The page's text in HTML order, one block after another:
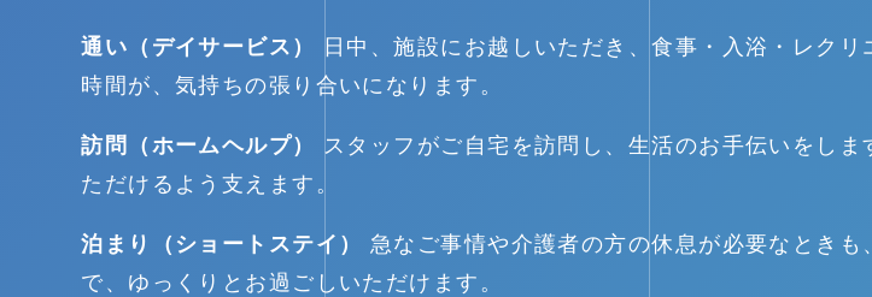
通い（デイサービス）
日中、施設にお越しいただき、食事・入浴・レク
時間が、気持ちの張り合いになります。
訪問（ホームヘルプ）
スタッフがご自宅を訪問し、生活のお手伝いをし
ただけるよう支えます。
泊まり（ショートステイ）
急なご事情や介護者の方の休息が必要なとき
で、ゆっくりとお過ごしいただけます。